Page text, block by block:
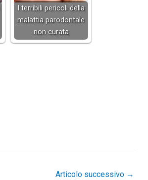
I terribili pericoli della
malattia parodontale
non curata
Articolo successivo →